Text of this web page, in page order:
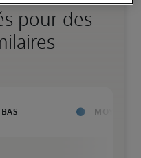
pour des